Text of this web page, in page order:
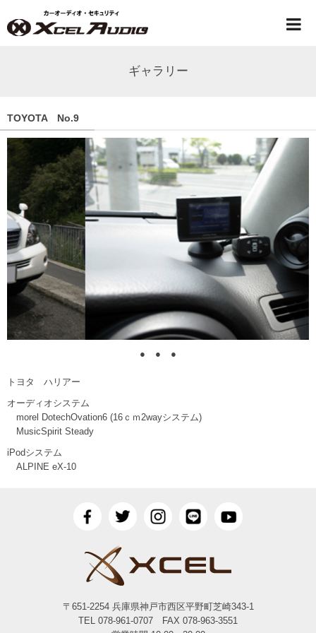
ギャラリー
TOYOTA No.9
● ● ●
トヨタ ハリアー
オーディオシステム
morel DotechOvation6 (16ｃｍ2wayシステム)
MusicSpirit Steady
iPodシステム
ALPINE eX-10
〒651-2254 兵庫県神戸市西区平野町芝崎343-1
TEL 078-961-0707 FAX 078-963-3551